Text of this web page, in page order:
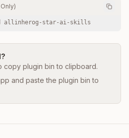
allinherog-star-ai-skills
copy plugin bin to clipboard.
and paste the plugin bin to